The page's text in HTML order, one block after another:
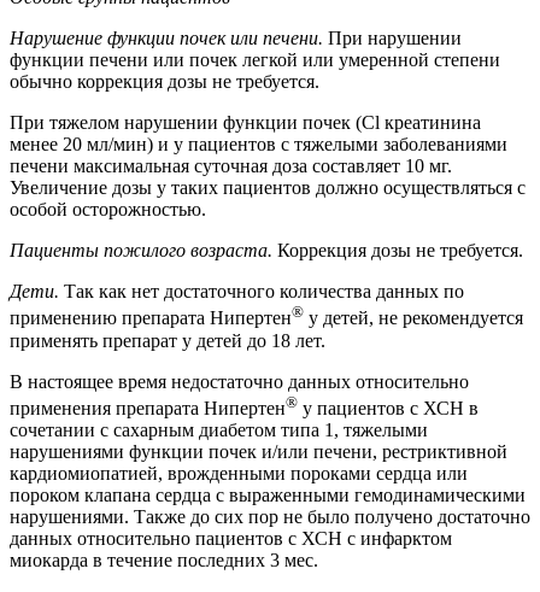
Нарушение функции почек или печени. При нарушении
функции печени или почек легкой или умеренной степени
обычно коррекция дозы не требуется.
При тяжелом нарушении функции почек (Cl креатинина
менее 20 мл/мин) и у пациентов с тяжелыми заболеваниями
печени максимальная суточная доза составляет 10 мг.
Увеличение дозы у таких пациентов должно осуществляться с
особой осторожностью.
Пациенты пожилого возраста. Коррекция дозы не требуется.
Дети. Так как нет достаточного количества данных по
применению препарата Нипертен® у детей, не рекомендуется
применять препарат у детей до 18 лет.
В настоящее время недостаточно данных относительно
применения препарата Нипертен® у пациентов с ХСН в
сочетании с сахарным диабетом типа 1, тяжелыми
нарушениями функции почек и/или печени, рестриктивной
кардиомиопатией, врожденными пороками сердца или
пороком клапана сердца с выраженными гемодинамическими
нарушениями. Также до сих пор не было получено достаточно
данных относительно пациентов с ХСН с инфарктом
миокарда в течение последних 3 мес.